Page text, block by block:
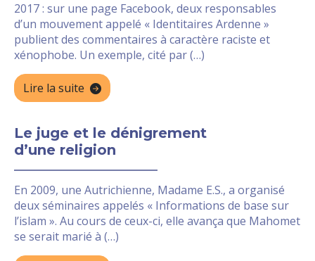
2017 : sur une page Facebook, deux responsables
d’un mouvement appelé « Identitaires Ardenne »
publient des commentaires à caractère raciste et
xénophobe. Un exemple, cité par (…)
Lire la suite
Le juge et le dénigrement
d’une religion
En 2009, une Autrichienne, Madame E.S., a organisé
deux séminaires appelés « Informations de base sur
l’islam ». Au cours de ceux-ci, elle avança que Mahomet
se serait marié à (…)